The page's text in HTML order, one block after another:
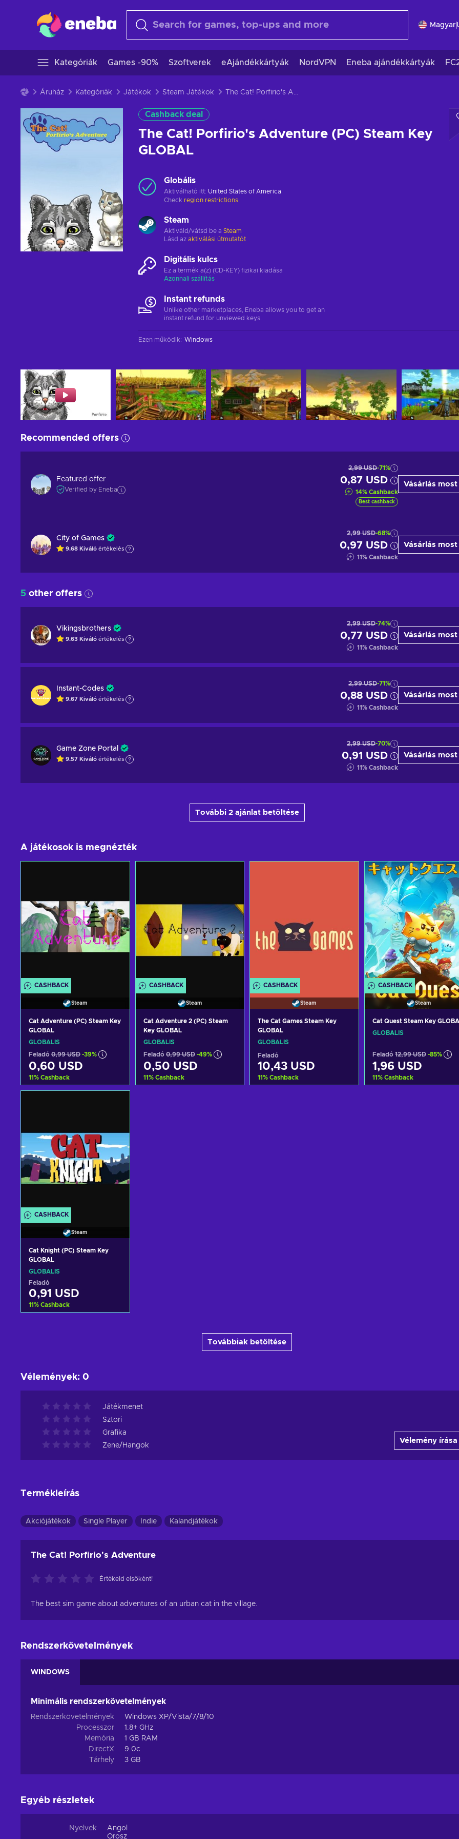
Magyar
Kategóriák Games -90% Szoftverek eAjándékkártyák NordVPN Eneba ajándékkártyák
Áruház Kategóriák Játékok Steam Játékok The Cat! Porfirio's Adventure (PC) Steam Key GLOBAL
Cashback deal
The Cat! Porfirio's Adventure (PC) Steam Key
GLOBAL
Globális
Aktiválható itt: United States of America
Check region restrictions
Steam
Aktiváld/vátsd be a Steam
Lásd az aktiválási útmutatót
Digitális kulcs
Ez a termék a(z) (CD-KEY) fizikai kiadása
Azonnali szállítás
Instant refunds
Unlike other marketplaces, Eneba allows you to get an
instant refund for unviewed keys.
Ezen működik: Windows
Recommended offers
Featured offer
Verified by Eneba
2,99 USD-71%
0,87 USD
14% Cashback
Best cashback
Vásárlás most
City of Games
9.68 Kiváló értékelés
2,99 USD-68%
0,97 USD
11% Cashback
Vásárlás most
5 other offers
Vikingsbrothers
9.63 Kiváló értékelés
2,99 USD-74%
0,77 USD
11% Cashback
Vásárlás most
Instant-Codes
9.67 Kiváló értékelés
2,99 USD-71%
0,88 USD
11% Cashback
Vásárlás most
Game Zone Portal
9.57 Kiváló értékelés
2,99 USD-70%
0,91 USD
11% Cashback
Vásárlás most
További 2 ajánlat betöltése
A játékosok is megnézték
CASHBACK
Steam
Cat Adventure (PC) Steam Key
GLOBAL
GLOBÁLIS
Feladó 0,99 USD -39%
0,60 USD
11% Cashback
CASHBACK
Steam
Cat Adventure 2 (PC) Steam
Key GLOBAL
GLOBÁLIS
Feladó 0,99 USD -49%
0,50 USD
11% Cashback
CASHBACK
Steam
The Cat Games Steam Key
GLOBAL
GLOBÁLIS
Feladó
10,43 USD
11% Cashback
CASHBACK
Steam
Cat Quest Steam Key
GLOBÁLIS
Feladó 12,99 USD -85%
1,96 USD
11% Cashback
CASHBACK
Steam
Cat Knight (PC) Steam Key
GLOBAL
GLOBÁLIS
Feladó
0,91 USD
11% Cashback
Továbbiak betöltése
Vélemények: 0
Játékmenet
Sztori
Grafika
Zene/Hangok
Vélemény írása
Termékleírás
Akciójátékok Single Player Indie Kalandjátékok
The Cat! Porfirio's Adventure
Értékeld elsőként!
The best sim game about adventures of an urban cat in the village.
Rendszerkövetelmények
WINDOWS
Minimális rendszerkövetelmények
Rendszerkövetelmények
Windows XP/Vista/7/8/10
Processzor
1.8+ GHz
Memória
1 GB RAM
DirectX
9.0c
Tárhely
3 GB
Egyéb részletek
Nyelvek
Angol
Orosz